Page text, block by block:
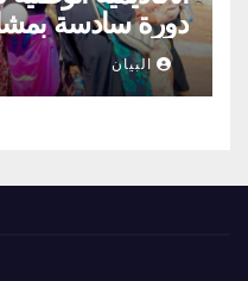
دورة سادسة
المنستير والمهدية
البيان